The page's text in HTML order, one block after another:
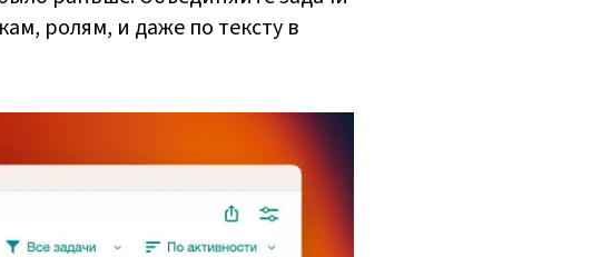
ролям, и даже по тексту в